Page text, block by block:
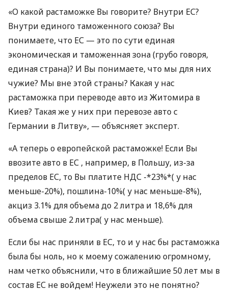
«О какой растаможке Вы говорите? Внутри ЕС?
Внутри единого таможенного союза? Вы
понимаете, что ЕС — это по сути единая
экономическая и таможенная зона (грубо говоря,
единая страна)? И Вы понимаете, что мы для них
чужие? Мы вне этой страны? Какая у нас
растаможка при переводе авто из Житомира в
Киев? Такая же у них при перевозе авто с
Германии в Литву», — объясняет эксперт.
«А теперь о европейской растаможке! Если Вы
ввозите авто в ЕС , например, в Польшу, из-за
пределов ЕС, то Вы платите НДС -*23%*( у нас
меньше-20%), пошлина-10%( у нас меньше-8%),
акциз 3.1% для объема до 2 литра и 18,6% для
объема свыше 2 литра( у нас меньше).
Если бы нас приняли в ЕС, то и у нас бы растаможка
была бы ноль, но к моему сожалению огромному,
нам четко объяснили, что в ближайшие 50 лет мы в
состав ЕС не войдем! Неужели это не понятно?